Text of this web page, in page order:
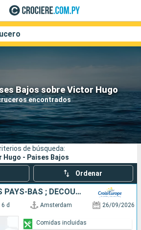
Bajos sobre Victor Hugo
encontrados
Compañías
Buscar
de búsqueda:
Hugo - Paises Bajos
Ordenar
PETITS BIJOUX DES PAYS-BAS ; DÉCOUVREZ DES TRÉSORS CACHÉS AU CHARME UNIQUE
6 d Amsterdam 26/09/2026
Comidas incluidas